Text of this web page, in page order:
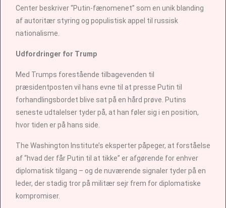
Center beskriver “Putin-fænomenet” som en unik blanding
af autoritær styring og populistisk appel til russisk
nationalisme.
Udfordringer for Trump
Med Trumps forestående tilbagevenden til
præsidentposten vil hans evne til at presse Putin til
forhandlingsbordet blive sat på en hård prøve. Putins
seneste udtalelser tyder på, at han føler sig i en position,
hvor tiden er på hans side.
The Washington Institute’s eksperter påpeger, at forståelse
af “hvad der får Putin til at tikke” er afgørende for enhver
diplomatisk tilgang – og de nuværende signaler tyder på en
leder, der stadig tror på militær sejr frem for diplomatiske
kompromiser.